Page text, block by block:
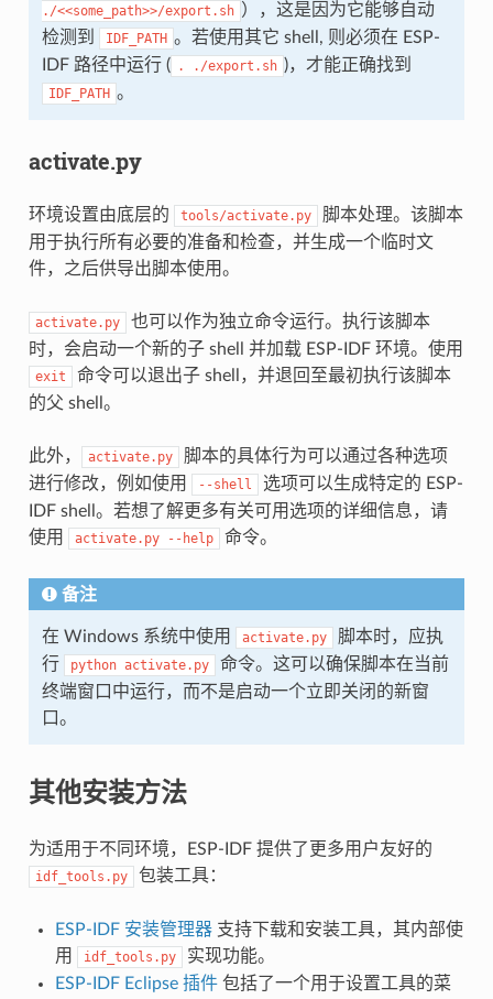
./<<some_path>>/export.sh ），这是因为它能够自动
检测到
IDF_PATH 。若使用其它 shell, 则必须在 ESP-
IDF 路径中运行 ( . ./export.sh )，才能正确找到
IDF_PATH 。
activate.py
环境设置由底层的 tools/activate.py
脚本处理。该脚本
用于执行所有必要的准备和检查，并生成一个临时文
件，之后供导出脚本使用。
activate.py
也可以作为独立命令运行。执行该脚本
时，会启动一个新的子 shell 并加载 ESP-IDF 环境。使用
exit
命令可以退出子 shell，并退回至最初执行该脚本
的父 shell。
此外， activate.py
脚本的具体行为可以通过各种选项
进行修改，例如使用
--shell
选项可以生成特定的 ESP-
IDF shell。若想了解更多有关可用选项的详细信息，请
使用
activate.py --help 命令。
备注
在 Windows 系统中使用 activate.py
脚本时，应执
行
python activate.py
命令。这可以确保脚本在当前
终端窗口中运行，而不是启动一个立即关闭的新窗
口。
其他安装方法
为适用于不同环境，ESP-IDF 提供了更多用户友好的
idf_tools.py 包装工具：
ESP-IDF 安装管理器支持下载和安装工具，其内部使
用
idf_tools.py
实现功能。
ESP-IDF Eclipse 插件包括了一个用于设置工具的菜